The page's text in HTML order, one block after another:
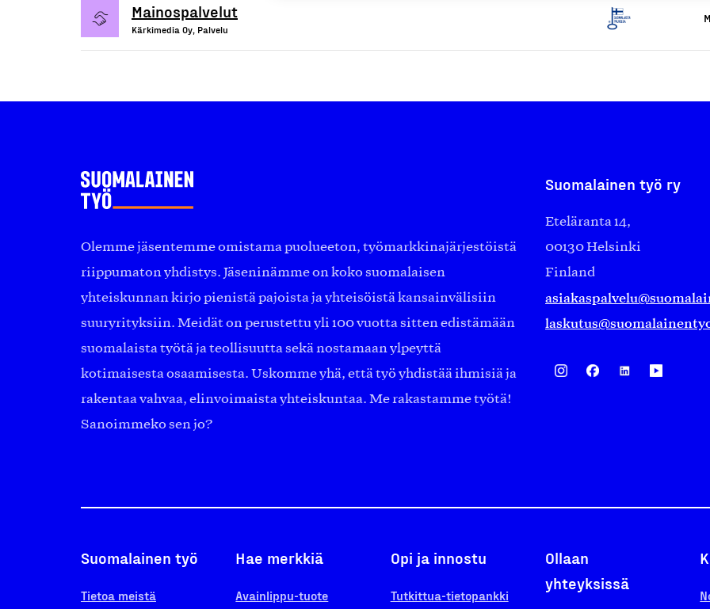
Mainospalvelut
Kärkimedia Oy, Palvelu
Olemme jäsentemme omistama puolueeton, työmarkkinajärjestöistä
riippumaton yhdistys. Jäseninämme on koko suomalaisen
yhteiskunnan kirjo pienistä pajoista ja yhteisöistä kansainvälisiin
suuryrityksiin. Meidät on perustettu yli 100 vuotta sitten edistämään
suomalaista työtä ja teollisuutta sekä nostamaan ylpeyttä
kotimaisesta osaamisesta. Uskomme yhä, että työ yhdistää ihmisiä ja
rakentaa vahvaa, elinvoimaista yhteiskuntaa. Me rakastamme työtä!
Sanoimmeko sen jo?
Suomalainen työ ry
Eteläranta 14,
00130 Helsinki
Finland
Suomalainen työ
Tietoa meistä
Hae merkkiä
Avainlippu-tuote
Opi ja innostu
Tutkittua-tietopankki
Ollaan
yhteyksissä